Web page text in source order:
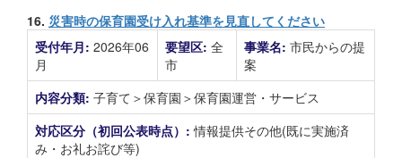
16. 災害時の保育園受け入れ基準を見直してください
受付年月: 2026年06
月
要望区: 全
市
事業名: 市民からの提
案
内容分類: 子育て＞保育園＞保育園運営・サービス
対応区分（初回公表時点）:情報提供その他(既に実施済
み・お礼お詫び等)